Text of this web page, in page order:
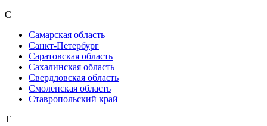
С
Самарская область
Санкт-Петербург
Саратовская область
Сахалинская область
Свердловская область
Смоленская область
Ставропольский край
Т